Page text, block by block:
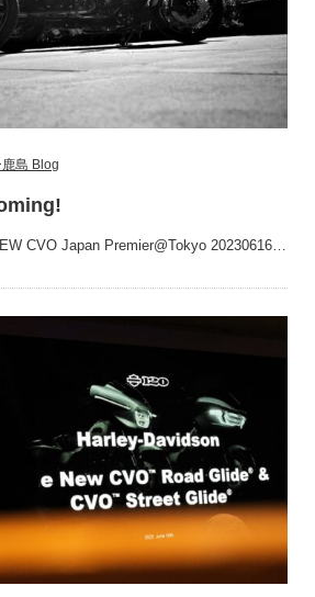
島 Blog
CVO Japan Premier@Tokyo 20230616…